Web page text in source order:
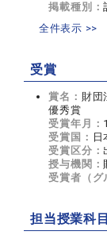
掲載種別：
全件表示 >>
受賞
賞名： 財団
優秀賞
受賞年月：
受賞国： 日
受賞区分：
授与機関：
受賞者（グ
担当授業科